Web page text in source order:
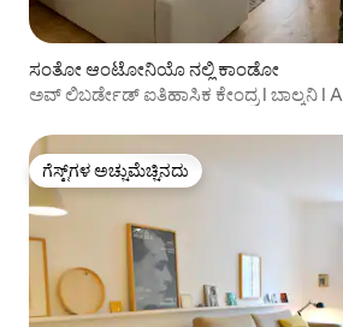
ಸಂತೋ ಆಂಟೋನಿಯೊ ನಲ್ಲಿ ಕಾಂಡೋ
ಅವ್ ಲಿಬರ್ಡೇಡ್ ಐತಿಹಾಸಿಕ ಕೇಂದ್ರ I ಬಾಲ್ಕನಿ I
ಗೆಸ್ಟ್‌ಗಳ ಅಚ್ಚುಮೆಚ್ಚಿನದು
ಗೆಸ್ಟ್‌ಗಳ ಅಚ್ಚುಮೆಚ್ಚಿನದು